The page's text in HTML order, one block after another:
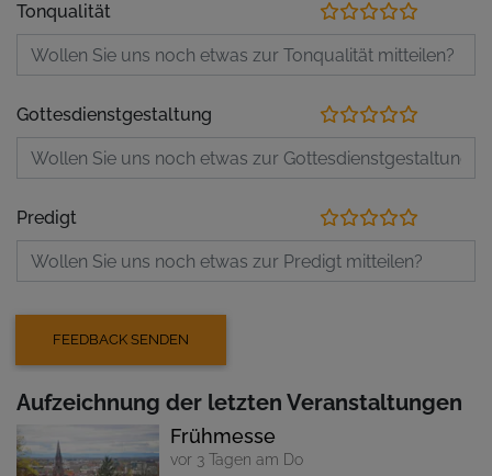
Tonqualität
Gottesdienstgestaltung
Predigt
Aufzeichnung der letzten Veranstaltungen
Frühmesse
vor 3 Tagen am Do